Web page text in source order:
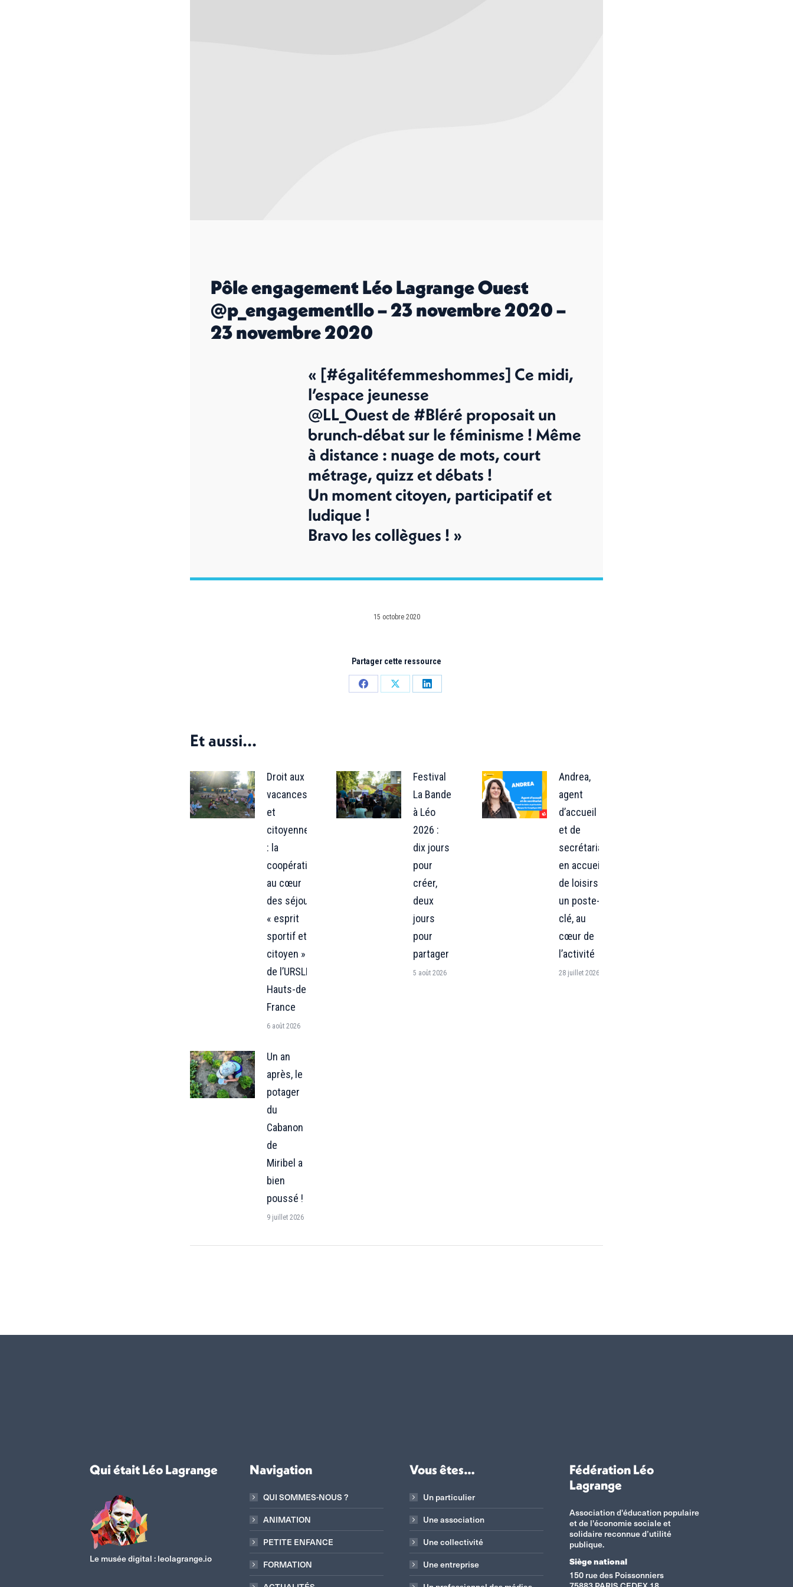
Pôle engagement Léo Lagrange Ouest
@p_engagementllo – 23 novembre 2020 –
23 novembre 2020
« [#égalitéfemmeshommes] Ce midi,
l’espace jeunesse
@LL_Ouest de #Bléré proposait un
brunch-débat sur le féminisme ! Même
à distance : nuage de mots, court
métrage, quizz et débats !
Un moment citoyen, participatif et
ludique !
Bravo les collègues ! »
15 octobre 2020
Partager cette ressource
PartagerPartagerPartager
Et aussi...
Droit aux
vacances
et
citoyenneté
: la
coopération
au cœur
des séjours
« esprit
sportif et
citoyen »
de l’URSLL
Hauts-de-
France
6 août 2026
Festival
La Bande
à Léo
2026 :
dix jours
pour
créer,
deux
jours
pour
partager
5 août 2026
Andrea,
agent
d’accueil
et de
secrétariat
en accueil
de loisirs :
un poste-
clé, au
cœur de
l’activité
28 juillet 2026
Un an
après, le
potager
du
Cabanon
de
Miribel a
bien
poussé !
9 juillet 2026
Qui était Léo Lagrange
Le musée digital :leolagrange.io
Navigation
QUI SOMMES-NOUS ?
ANIMATION
PETITE ENFANCE
FORMATION
Vous êtes…
Un particulier
Une association
Une collectivité
Une entreprise
Fédération Léo
Lagrange
Association d'éducation populaire
et de l'économie sociale et
solidaire reconnue d’utilité
publique.
Siège national
150 rue des Poissonniers